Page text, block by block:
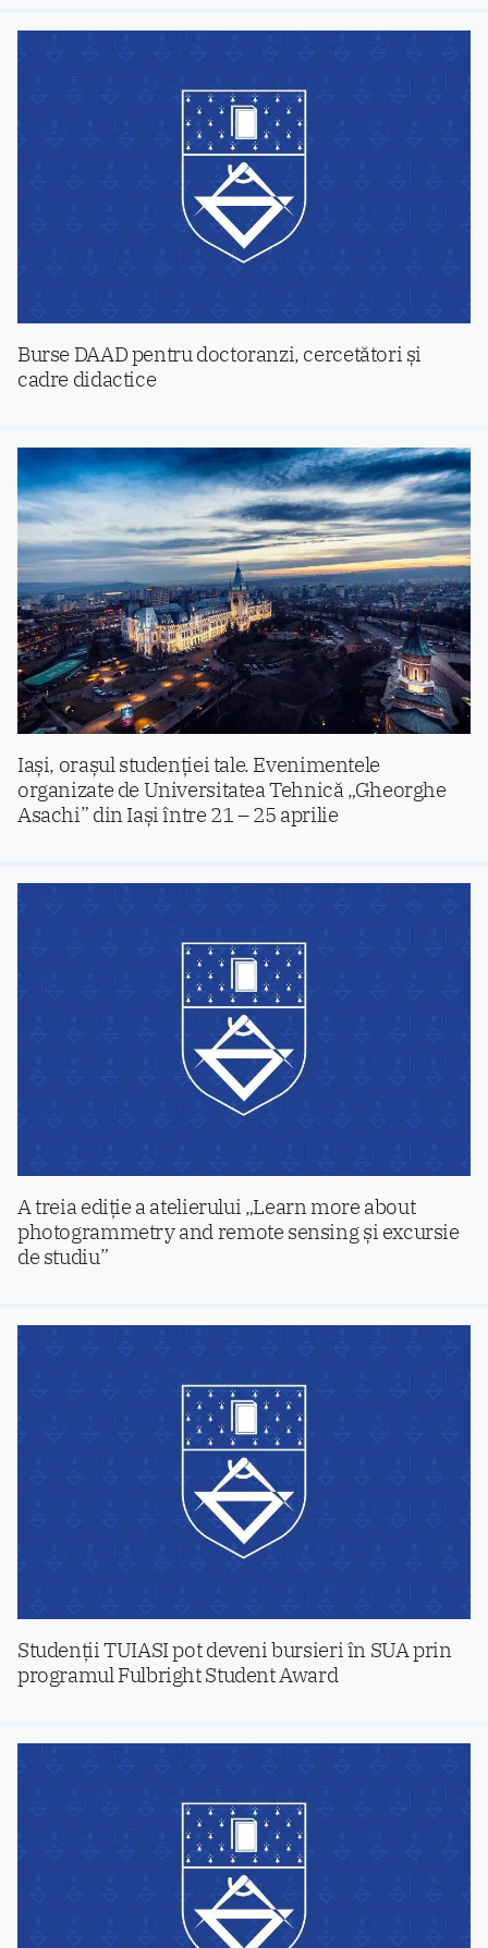
Burse DAAD pentru doctoranzi, cercetători și
cadre didactice
Iași, orașul studenției tale. Evenimentele
organizate de Universitatea Tehnică „Gheorghe
Asachi” din Iași între 21 – 25 aprilie
A treia ediție a atelierului „Learn more about
photogrammetry and remote sensing și excursie
de studiu”
Studenții TUIASI pot deveni bursieri în SUA prin
programul Fulbright Student Award